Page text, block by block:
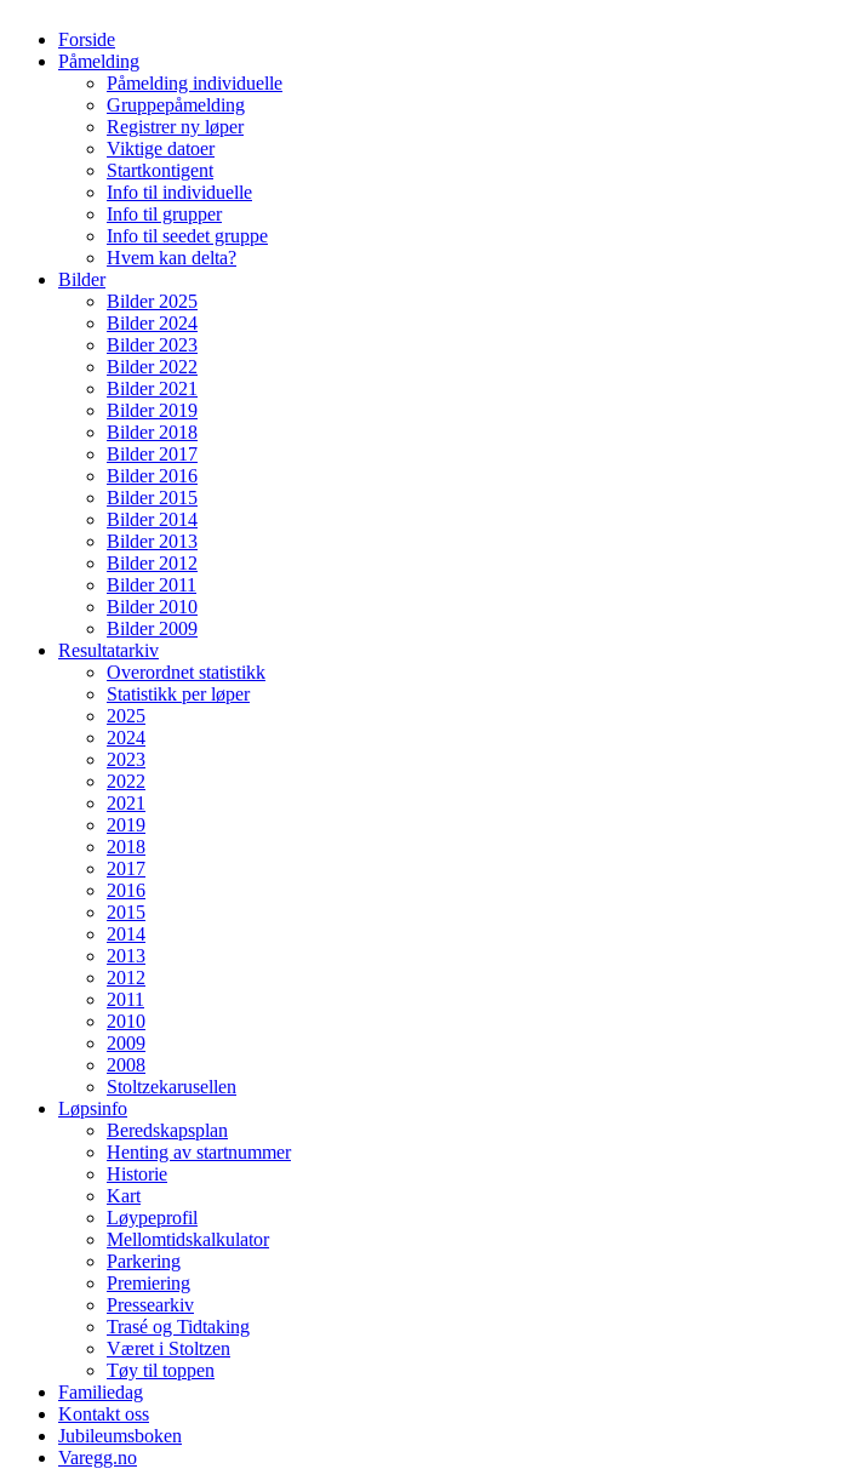
Forside
Påmelding
Påmelding individuelle
Gruppepåmelding
Registrer ny løper
Viktige datoer
Startkontigent
Info til individuelle
Info til grupper
Info til seedet gruppe
Hvem kan delta?
Bilder
Bilder 2025
Bilder 2024
Bilder 2023
Bilder 2022
Bilder 2021
Bilder 2019
Bilder 2018
Bilder 2017
Bilder 2016
Bilder 2015
Bilder 2014
Bilder 2013
Bilder 2012
Bilder 2011
Bilder 2010
Bilder 2009
Resultatarkiv
Overordnet statistikk
Statistikk per løper
2025
2024
2023
2022
2021
2019
2018
2017
2016
2015
2014
2013
2012
2011
2010
2009
2008
Stoltzekarusellen
Løpsinfo
Beredskapsplan
Henting av startnummer
Historie
Kart
Løypeprofil
Mellomtidskalkulator
Parkering
Premiering
Pressearkiv
Trasé og Tidtaking
Været i Stoltzen
Tøy til toppen
Familiedag
Kontakt oss
Jubileumsboken
Varegg.no